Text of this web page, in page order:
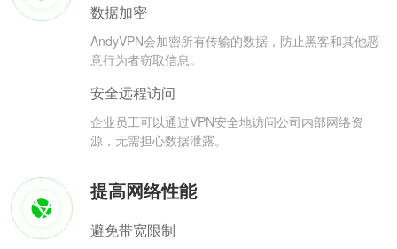
数据加密
AndyVPN会加密所有传输的数据，防止黑客和其他恶
意行为者窃取信息。
安全远程访问
企业员工可以通过VPN安全地访问公司内部网络资
源，无需担心数据泄露。
提高网络性能
避免带宽限制